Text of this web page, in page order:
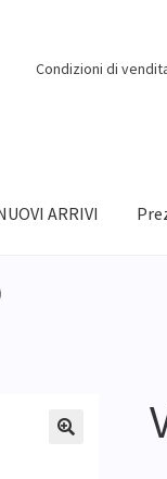
Condizioni di
ARRIVI